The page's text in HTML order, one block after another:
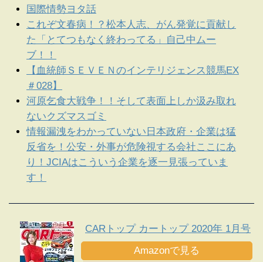
国際情勢ヨタ話
これぞ文春病！？松本人志、がん発覚に貢献し
た「とてつもなく終わってる」自己中ムー
ブ！！
【血統師ＳＥＶＥＮのインテリジェンス競馬EX
＃028】
河原乞食大戦争！！そして表面上しか汲み取れ
ないクズマスゴミ
情報漏洩をわかっていない日本政府・企業は猛
反省を！公安・外事が危険視する会社ここにあ
り！JCIAはこういう企業を逐一見張っていま
す！
CARトップ カートップ 2020年 1月号
Amazonで見る